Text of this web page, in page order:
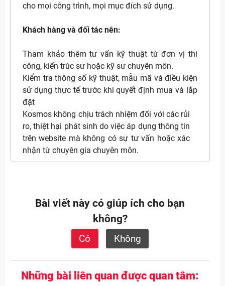
cho mọi công trình, mọi mục đích sử dụng.
Khách hàng và đối tác nên:
Tham khảo thêm tư vấn kỹ thuật từ đơn vị thi
công, kiến trúc sư hoặc kỹ sư chuyên môn.
Kiểm tra thông số kỹ thuật, mẫu mã và điều kiện
sử dụng thực tế trước khi quyết định mua và lắp
đặt
Kosmos không chịu trách nhiệm đối với các rủi
ro, thiệt hại phát sinh do việc áp dụng thông tin
trên website mà không có sự tư vấn hoặc xác
nhận từ chuyên gia chuyên môn.
Bài viết này có giúp ích cho bạn
không?
Có Không
Những bài liên quan được quan tâm: